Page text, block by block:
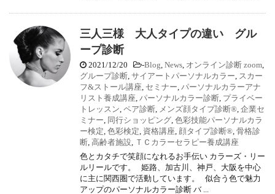
三人三様 大人タイプの違い グル
ープ診断
2021/12/20 -Blog, News, オンライン診断 zoom,
グループ診断, サイアートパーソナルカラー, スカー
フ&ストール講座, セミナー, パーソナルカラーアナ
リスト養成講座, パーソナルカラー診断, プライベー
トレッスン, ペア診断, メンズ顔タイプ診断®, 企業セ
ミナー, 同行ショッピング, 色彩技能パーソナルカラ
ー検定, 色彩検定, 資格講座, 顔タイプ診断®, 骨格診
断, 高齢者施設, ＴＣカラーセラピー養成講座
色とカタチで笑顔になれるお手伝い カラーズ・リー
ルリールです。 姫路、加古川、神戸、大阪を中心
に主に関西圏で活動しています。 似合う色で魅力
アップのパーソナルカラー診断 バ ...